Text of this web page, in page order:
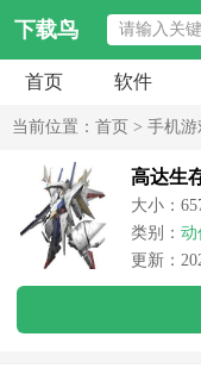
下载鸟
首页 软件
当前位置： 首页 > 手机游
高达生
大小：
类别： 动
更新：